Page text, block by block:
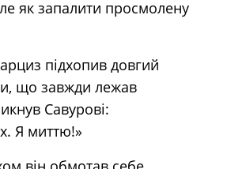
як запалити просмолену
підхопив довгий
що завжди лежав
Савурові:
Я миттю!»